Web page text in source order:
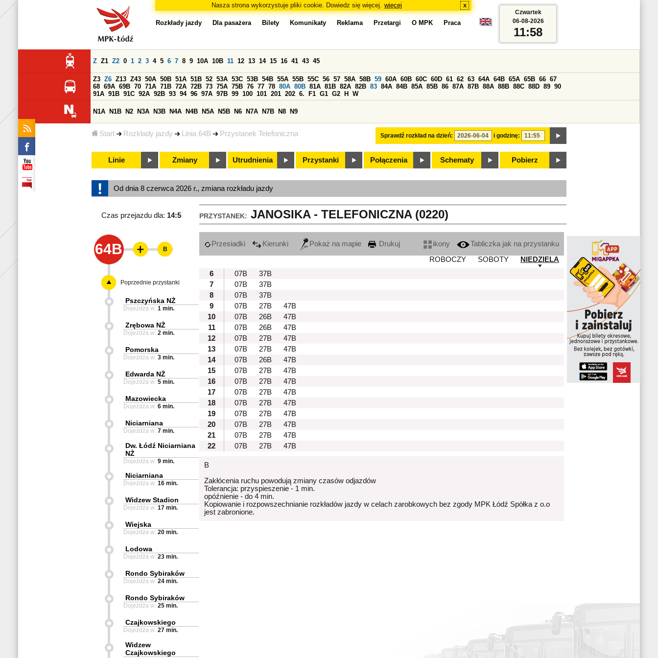
Nasza strona wykorzystuje pliki cookie. Dowiedz się więcej. więcej x
Start Rozkłady jazdy Linia 64B Przystanek Telefoniczna
Rozkłady jazdy Dla pasażera Bilety Komunikaty Reklama Przetargi O MPK Praca
Sprawdź rozkład na dzień: i godzinę:
Z Z1 Z2 0 1 2 3 4 5 6 7 8 9 10A 10B 11 12 13 14 15 16 41 43 45
Z3 Z6 Z13 Z43 50A 50B 51A 51B 52 53A 53C 53B 54B 55A 55B 55C 56 57 58A 58B 59 60A 60B 60C 60D 61 62 63 64A 64B 65A 65B 66 67
68 69A 69B 70 71A 71B 72A 72B 73 75A 75B 76 77 78 80A 80B 81A 81B 82A 82B 83 84A 84B 85A 85B 86 87A 87B 88A 88B 88C 88D 89 90
91A 91B 91C 92A 92B 93 94 96 97A 97B 99 100 101 201 202 6. F1 G1 G2 H W
N1A N1B N2 N3A N3B N4A N4B N5A N5B N6 N7A N7B N8 N9
Linie Zmiany Utrudnienia Przystanki Połączenia Schematy Pobierz
Czwartek
06-08-2026
11:58
Od dnia 8 czerwca 2026 r., zmiana rozkładu jazdy
PRZYSTANEK: JANOSIKA - TELEFONICZNA (0220)
Czas przejazdu dla: 14:5
64B Przesiadki Kierunki Pokaż na mapie Drukuj ikony
Tabliczka jak na przystanku
ROBOCZY
SOBOTY
NIEDZIELA
6
07B
37B
7
07B
37B
8
07B
37B
9
07B 27B
47B
10
07B 26B
47B
11
07B 26B
47B
12
07B 27B
47B
13
07B 27B
47B
14
07B 26B
47B
15
07B 27B
47B
16
07B 27B
47B
17
07B 27B
47B
18
07B 27B
47B
19
07B 27B
47B
20
07B 27B
47B
21
07B 27B
47B
22
07B 27B 47B
B
Zakłócenia ruchu powodują zmiany czasów odjazdów
Tolerancja: przyspieszenie - 1 min.
opóźnienie - do 4 min.
Kopiowanie i rozpowszechnianie rozkładów jazdy w celach zarobkowych bez zgody MPK Łódź Spółka z o.o
jest zabronione.
B
Poprzednie przystanki
Pszczyńska NŻ
Dojeżdża w: 1 min.
Zrębowa NŻ
Dojeżdża w: 2 min.
Pomorska
Dojeżdża w: 3 min.
Edwarda NŻ
Dojeżdża w: 5 min.
Mazowiecka
Dojeżdża w: 6 min.
Niciarniana
Dojeżdża w: 7 min.
Dw. Łódź Niciarniana
NŻ
Dojeżdża w: 9 min.
Niciarniana
Dojeżdża w: 16 min.
Widzew Stadion
Dojeżdża w: 17 min.
Wiejska
Dojeżdża w: 20 min.
Lodowa
Dojeżdża w: 23 min.
Rondo Sybiraków
Dojeżdża w: 24 min.
Rondo Sybiraków
Dojeżdża w: 25 min.
Czajkowskiego
Dojeżdża w: 27 min.
Widzew
Czajkowskiego